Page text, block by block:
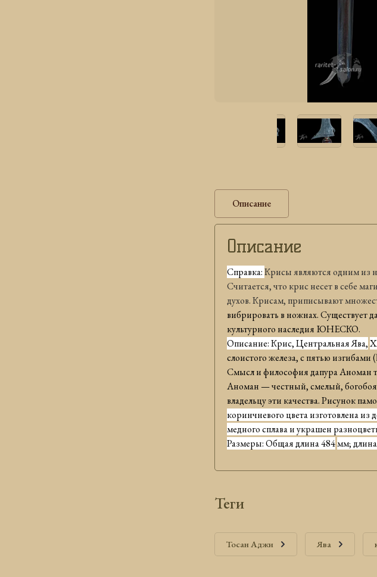
Описание
Описание
Справка:Крисы являются одним из
Считается, что крис несет в себе
духов. Крисам, приписывают
вибрировать в ножнах. Существует
культурного наследия ЮНЕСКО.
Описание: Крис, Центральная Ява,
слоистого железа,cпятью изгибами
Смысл и философия дапура Аноман
Аноман — честный, смелый,
владельцу эти качества.Рисунок
коринчневого цвета изготовлена
медного сплава и украшен
Размеры:Общая длина484мм;
теги
Тосан Аджи Ява